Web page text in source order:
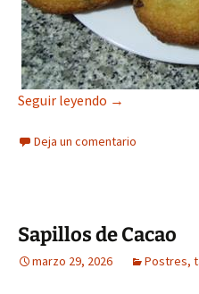
Seguir leyendo Cookies de
→
Deja un comentario
Sapillos de Cacao
marzo 29, 2026 Postres,